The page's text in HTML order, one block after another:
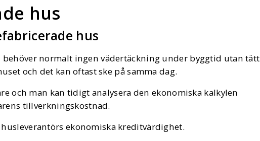
hus
hus
behöver normalt ingen vädertäckning under byggtid utan tätt
och det kan oftast ske på samma dag.
och man kan tidigt analysera den ekonomiska kalkylen
tillverkningskostnad.
ekonomiska kreditvärdighet.